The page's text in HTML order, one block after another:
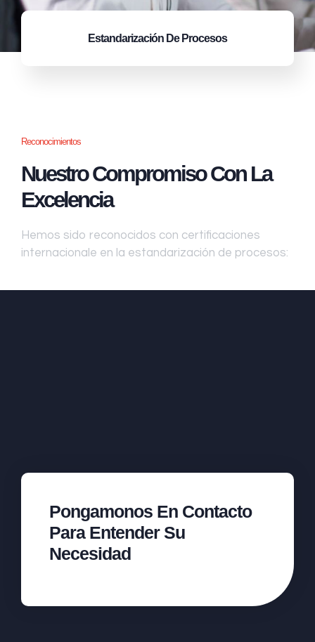
Estandarización De Procesos
Reconocimientos
Nuestro Compromiso Con La
Excelencia
Hemos sido reconocidos con certificaciones
internacionale en la estandarización de procesos:
Pongamonos En Contacto
Para Entender Su
Necesidad